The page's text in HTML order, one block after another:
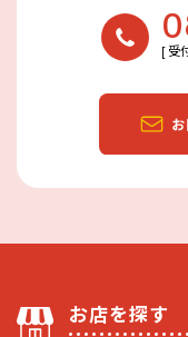
[ 受
お店を探す